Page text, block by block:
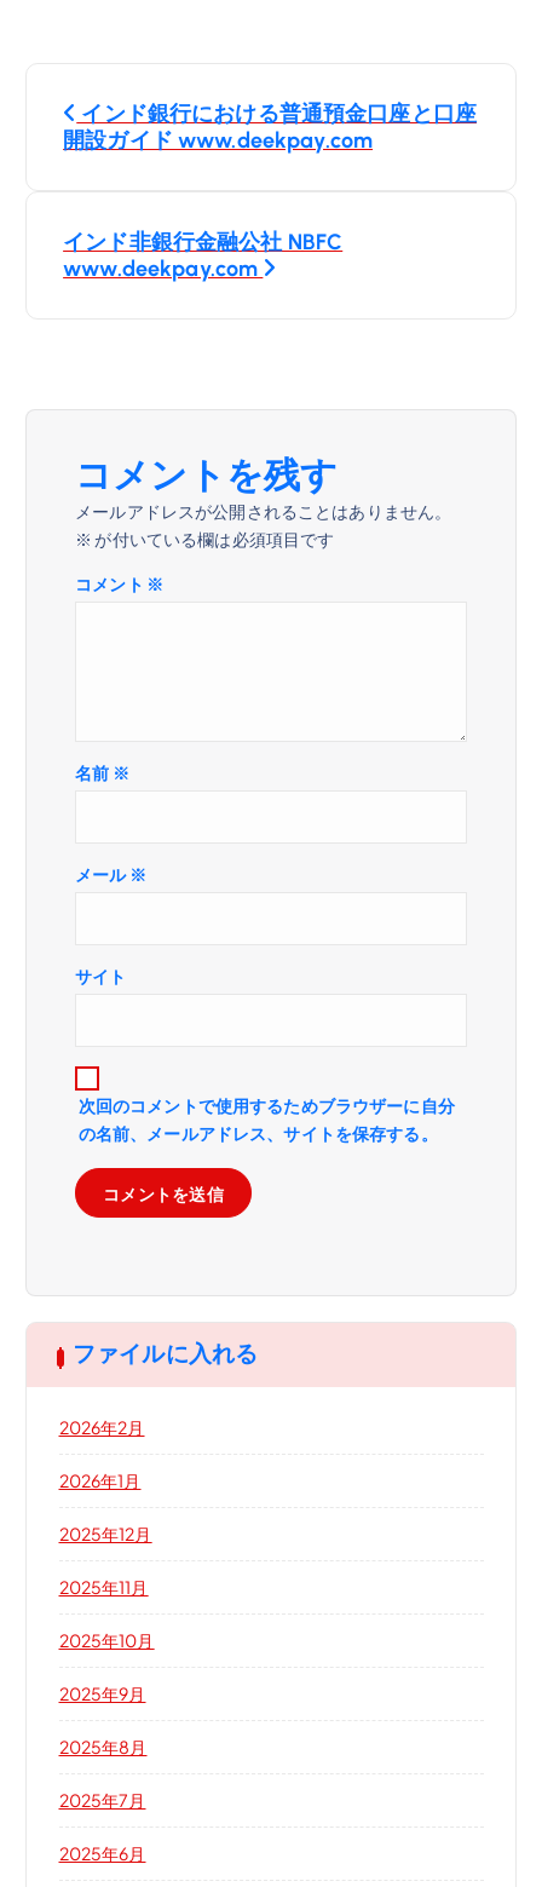
投
稿
ビ
インド銀行における普通預金口座と口座
開設ガイド www.deekpay.com
インド非銀行金融公社 NBFC
www.deekpay.com
コメントを残す
メールアドレスが公開されることはありません。
※ が付いている欄は必須項目です
コメント ※
名前 ※
メール ※
サイト
次回のコメントで使用するためブラウザーに自分
の名前、メールアドレス、サイトを保存する。
ファイルに入れる
2026年2月
2026年1月
2025年12月
2025年11月
2025年10月
2025年9月
2025年8月
2025年7月
2025年6月